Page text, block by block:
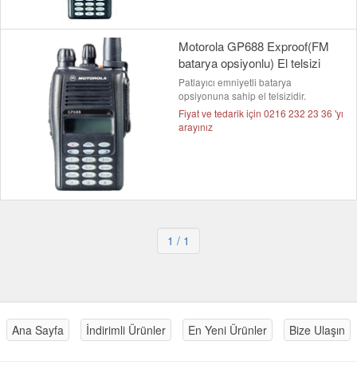
Motorola GP688 Exproof(FM
batarya opsiyonlu) El telsizi
Patlayıcı emniyetli batarya
opsiyonuna sahip el telsizidir.
Fiyat ve tedarik için 0216 232 23 36 'yı
arayınız
1 / 1
Ana Sayfa İndirimli Ürünler En Yeni Ürünler Bize Ulaşın